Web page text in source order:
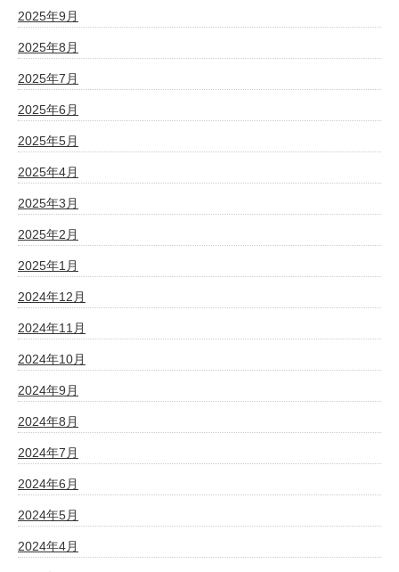
2025年9月
2025年8月
2025年7月
2025年6月
2025年5月
2025年4月
2025年3月
2025年2月
2025年1月
2024年12月
2024年11月
2024年10月
2024年9月
2024年8月
2024年7月
2024年6月
2024年5月
2024年4月